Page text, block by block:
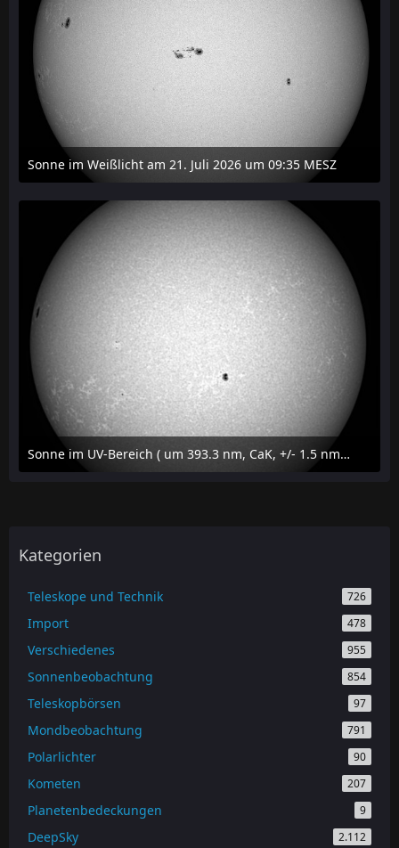
Sonne im Weißlicht am 21. Juli 2026 um 09:35 MESZ
21. Juli 2026 um 22:14
Sonne im UV-Bereich ( um 393.3 nm, CaK, +/- 1.5 nm) am 19.juli 2026 um 16:54 MESZ
20. Juli 2026 um 20:00
Kategorien
Teleskope und Technik 726
Import 478
Verschiedenes 955
Sonnenbeobachtung 854
Teleskopbörsen 97
Mondbeobachtung 791
Polarlichter 90
Kometen 207
Planetenbedeckungen 9
DeepSky 2.112